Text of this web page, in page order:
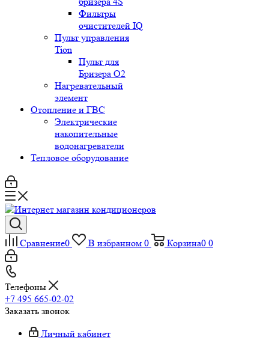
Фильтры
очистителей IQ
Пульт управления
Tion
Пульт для
Бризера O2
Нагревательный
элемент
Отопление и ГВС
Электрические
накопительные
водонагреватели
Тепловое оборудование
Сравнение0 В избранном 0 Корзина0 0
Телефоны
+7 495 665-02-02
Заказать звонок
Личный кабинет